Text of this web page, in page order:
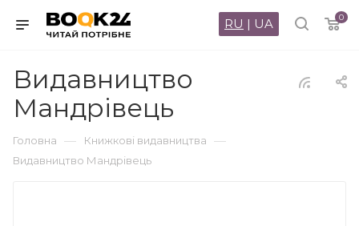
0
RU | UA
Видавництво
Мандрівець
Головна — Книжкові видавництва —
Видавництво Мандрівець